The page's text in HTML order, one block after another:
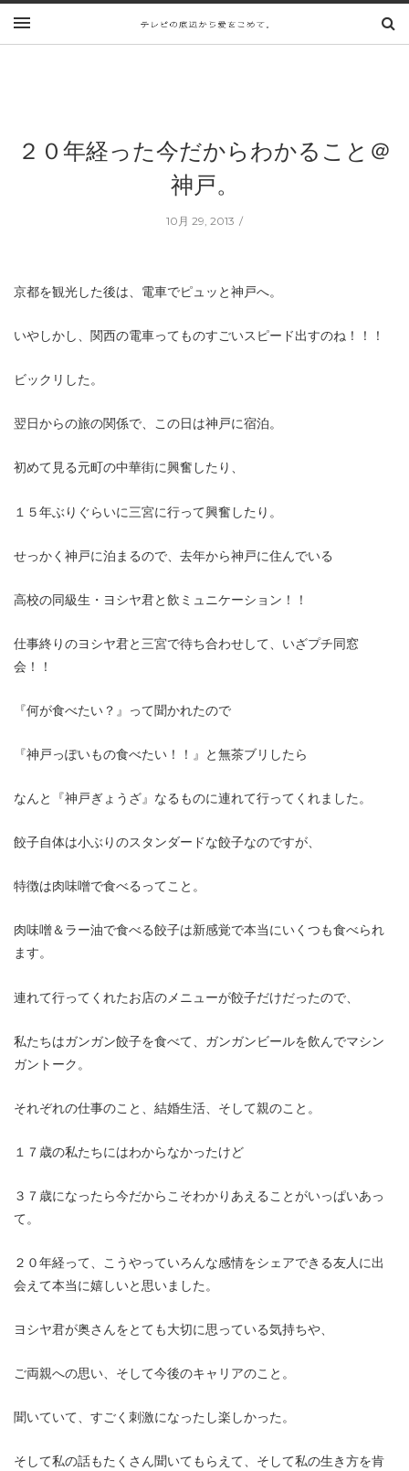
２０年経った今だからわかること＠
神戸。
10月 29, 2013
京都を観光した後は、電車でピュッと神戸へ。
いやしかし、関西の電車ってものすごいスピード出すのね！！！
ビックリした。
翌日からの旅の関係で、この日は神戸に宿泊。
初めて見る元町の中華街に興奮したり、
１５年ぶりぐらいに三宮に行って興奮したり。
せっかく神戸に泊まるので、去年から神戸に住んでいる
高校の同級生・ヨシヤ君と飲ミュニケーション！！
仕事終りのヨシヤ君と三宮で待ち合わせして、いざプチ同窓
会！！
『何が食べたい？』って聞かれたので
『神戸っぽいもの食べたい！！』と無茶ブリしたら
なんと『神戸ぎょうざ』なるものに連れて行ってくれました。
餃子自体は小ぶりのスタンダードな餃子なのですが、
特徴は肉味噌で食べるってこと。
肉味噌＆ラー油で食べる餃子は新感覚で本当にいくつも食べられ
ます。
連れて行ってくれたお店のメニューが餃子だけだったので、
私たちはガンガン餃子を食べて、ガンガンビールを飲んでマシン
ガントーク。
それぞれの仕事のこと、結婚生活、そして親のこと。
１７歳の私たちにはわからなかったけど
３７歳になったら今だからこそわかりあえることがいっぱいあっ
て。
２０年経って、こうやっていろんな感情をシェアできる友人に出
会えて本当に嬉しいと思いました。
ヨシヤ君が奥さんをとても大切に思っている気持ちや、
ご両親への思い、そして今後のキャリアのこと。
聞いていて、すごく刺激になったし楽しかった。
そして私の話もたくさん聞いてもらえて、そして私の生き方を肯